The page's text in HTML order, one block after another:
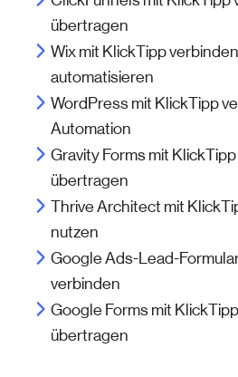
übertragen
Wix mit KlickTipp
automatisieren
WordPress mit KlickTipp
Automation
Gravity Forms mit
übertragen
Thrive Architect mit
nutzen
Google Ads-Lead-
verbinden
Google Forms mit
übertragen